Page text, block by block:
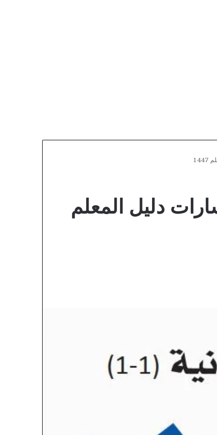
1-1 اول ثانوي مسارات دليل المعلم